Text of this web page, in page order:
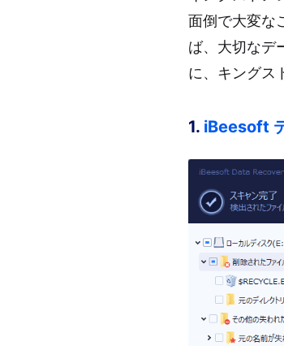
面倒で大変な
ば、大切なデ
に、キングス
1. iBeesoft